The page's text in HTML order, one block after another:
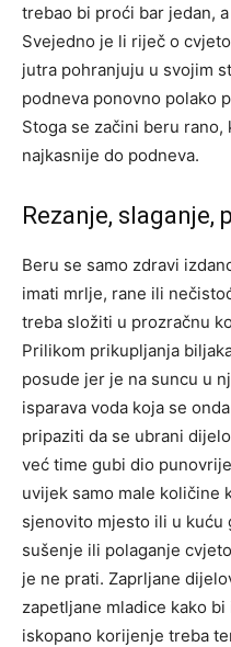
trebao bi proći bar jedan,
Svejedno je li riječ o
jutra pohranjuju u svojim
podneva ponovno polako
Stoga se začini beru rano,
najkasnije do podneva.
Rezanje, slaganje,
Beru se samo zdravi
imati mrlje, rane ili
treba složiti u prozračnu
Prilikom prikupljanja
posude jer je na suncu u
isparava voda koja se
pripaziti da se ubrani
već time gubi dio
uvijek samo male količine
sjenovito mjesto ili u kuću
sušenje ili polaganje
je ne prati. Zaprljane
zapetljane mladice kako
iskopano korijenje treba